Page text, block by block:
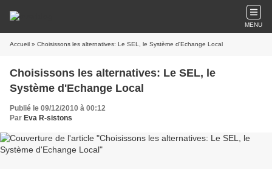
MENU
Accueil » Choisissons les alternatives: Le SEL, le Système d'Echange Local
Choisissons les alternatives: Le SEL, le
Système d'Echange Local
Publié le 09/12/2010 à 00:12
Par Eva R-sistons